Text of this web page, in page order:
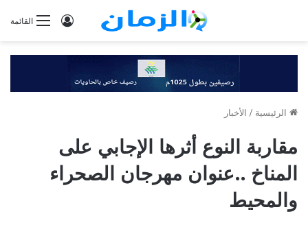
القائمةتسجيل
الرئيسية / الأخبار
مقاربة النوع أثرها الإجابي على
المناخ ..عنوان مهرجان الصحراء
والمحيط